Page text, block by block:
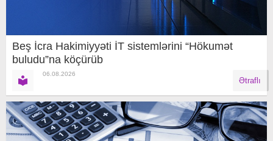
Beş İcra Hakimiyyəti İT sistemlərini “Hökumət
buludu”na köçürüb
06.08.2026
Ətraflı